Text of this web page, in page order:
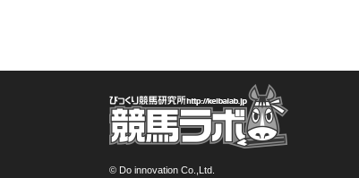
© Do innovation Co.,Ltd.